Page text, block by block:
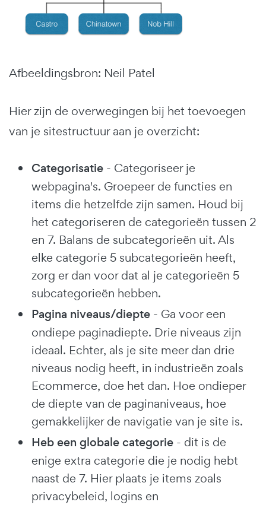
Afbeeldingsbron: Neil Patel
Hier zijn de overwegingen bij het toevoegen
van je sitestructuur aan je overzicht:
Categorisatie - Categoriseer je
webpagina's. Groepeer de functies en
items die hetzelfde zijn samen. Houd bij
het categoriseren de categorieën tussen 2
en 7. Balans de subcategorieën uit. Als
elke categorie 5 subcategorieën heeft,
zorg er dan voor dat al je categorieën 5
subcategorieën hebben.
Pagina niveaus/diepte - Ga voor een
ondiepe paginadiepte. Drie niveaus zijn
ideaal. Echter, als je site meer dan drie
niveaus nodig heeft, in industrieën zoals
Ecommerce, doe het dan. Hoe ondieper
de diepte van de paginaniveaus, hoe
gemakkelijker de navigatie van je site is.
Heb een globale categorie - dit is de
enige extra categorie die je nodig hebt
naast de 7. Hier plaats je items zoals
privacybeleid, logins en